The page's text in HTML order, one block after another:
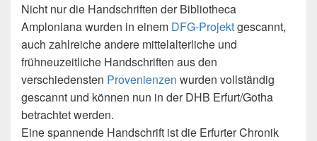
Nicht nur die Handschriften der Bibliotheca
Amploniana wurden in einem DFG-Projektgescannt,
auch zahlreiche andere mittelalterliche und
frühneuzeitliche Handschriften aus den
verschiedensten Provenienzen wurden vollständig
gescannt und können nun in der DHB Erfurt/Gotha
betrachtet werden.
Eine spannende Handschrift ist die Erfurter Chronik